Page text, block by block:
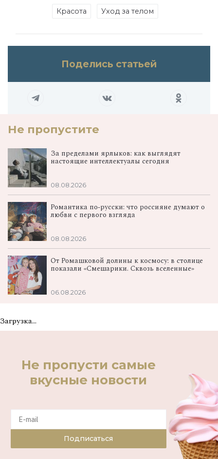
Красота Уход за телом
Поделись статьей
Не пропустите
За пределами ярлыков: как выглядят
настоящие интеллектуалы сегодня
08.08.2026
Романтика по‑русски: что россияне думают о
любви с первого взгляда
08.08.2026
От Ромашковой долины к космосу: в столице
показали «Смешарики. Сквозь вселенные»
06.08.2026
Загрузка...
Не пропусти самые
вкусные новости
Подписаться